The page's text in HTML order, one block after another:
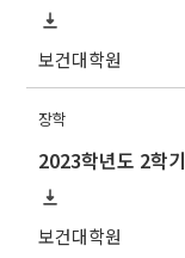
보건대학원
장학
2023학년도 2학
보건대학원